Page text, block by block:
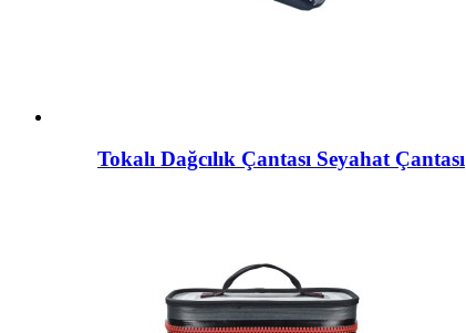
Tokalı Dağcılık Çantası Seyahat Çantası